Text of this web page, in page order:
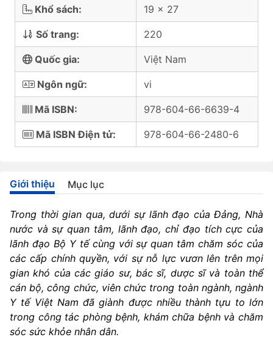
Khổ sách: 19 x 27
Số trang: 220
Quốc gia: Việt Nam
Ngôn ngữ: vi
Mã ISBN: 978-604-66-6639-4
Mã ISBN Điện tử: 978-604-66-2480-6
Giới thiệu Mục lục
Trong thời gian qua, dưới sự lãnh đạo của Đảng, Nhà
nước và sự quan tâm, lãnh đạo, chỉ đạo tích cực của
lãnh đạo Bộ Y tế cùng với sự quan tâm chăm sóc của
các cấp chính quyền, với sự nỗ lực vươn lên trên mọi
gian khó của các giáo sư, bác sĩ, dược sĩ và toàn thể
cán bộ, công chức, viên chức trong toàn ngành, ngành
Y tế Việt Nam đã giành được nhiều thành tựu to lớn
trong công tác phòng bệnh, khám chữa bệnh và chăm
sóc sức khỏe nhân dân.